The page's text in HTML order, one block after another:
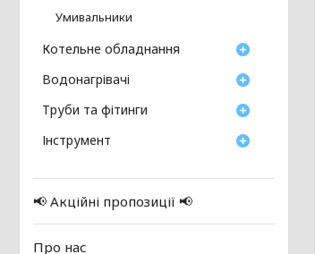
Умивальники
Котельне обладнання
Водонагрівачі
Труби та фітинги
Інструмент
📢 Акційні пропозиції 📢
Про нас